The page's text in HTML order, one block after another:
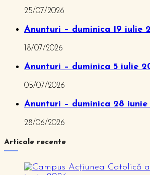
25/07/2026
Anunturi – duminica 19 iulie
18/07/2026
Anunturi – duminica 5 iulie
05/07/2026
Anunturi – duminica 28
28/06/2026
Articole recente